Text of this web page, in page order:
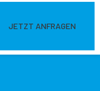
JETZT ANFRAGEN